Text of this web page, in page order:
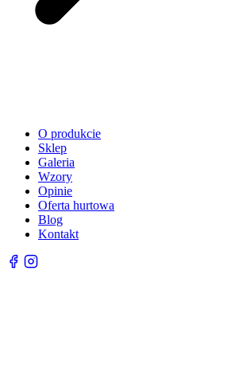
O produkcie
Sklep
Galeria
Wzory
Opinie
Oferta hurtowa
Blog
Kontakt